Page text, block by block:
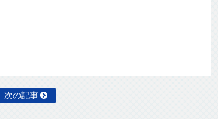
次の記事